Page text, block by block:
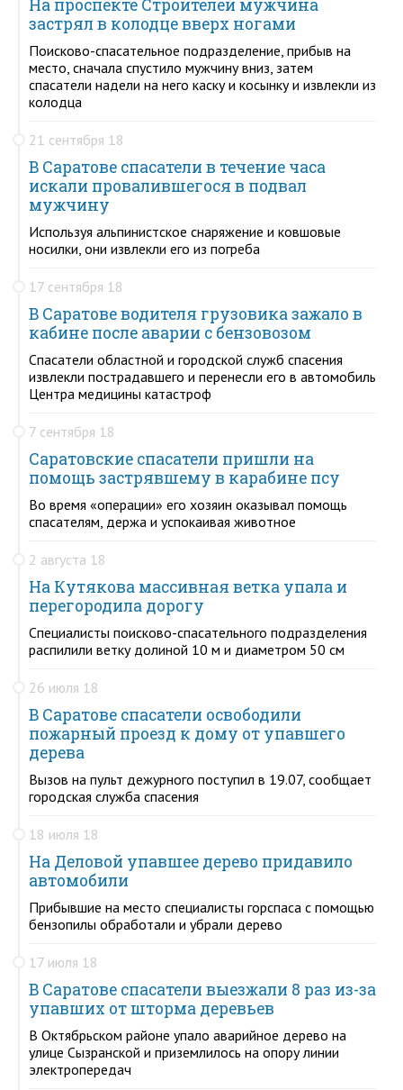
На проспекте Строителей мужчина
застрял в колодце вверх ногами
Поисково-спасательное подразделение, прибыв на
место, сначала спустило мужчину вниз, затем
спасатели надели на него каску и косынку и извлекли из
колодца
21 сентября 18
В Саратове спасатели в течение часа
искали провалившегося в подвал
мужчину
Используя альпинистское снаряжение и ковшовые
носилки, они извлекли его из погреба
17 сентября 18
В Саратове водителя грузовика зажало в
кабине после аварии с бензовозом
Спасатели областной и городской служб спасения
извлекли пострадавшего и перенесли его в автомобиль
Центра медицины катастроф
7 сентября 18
Саратовские спасатели пришли на
помощь застрявшему в карабине псу
Во время «операции» его хозяин оказывал помощь
спасателям, держа и успокаивая животное
2 августа 18
На Кутякова массивная ветка упала и
перегородила дорогу
Специалисты поисково-спасательного подразделения
распилили ветку долиной 10 м и диаметром 50 см
26 июля 18
В Саратове спасатели освободили
пожарный проезд к дому от упавшего
дерева
Вызов на пульт дежурного поступил в 19.07, сообщает
городская служба спасения
18 июля 18
На Деловой упавшее дерево придавило
автомобили
Прибывшие на место специалисты горспаса с помощью
бензопилы обработали и убрали дерево
17 июля 18
В Саратове спасатели выезжали 8 раз из-за
упавших от шторма деревьев
В Октябрьском районе упало аварийное дерево на
улице Сызранской и приземлилось на опору линии
электропередач